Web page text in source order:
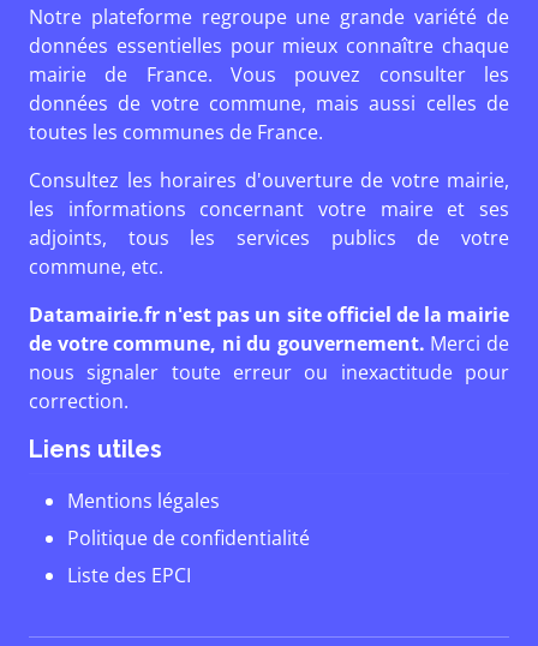
Notre plateforme regroupe une grande variété de
données essentielles pour mieux connaître chaque
mairie de France. Vous pouvez consulter les
données de votre commune, mais aussi celles de
toutes les communes de France.
Consultez les horaires d'ouverture de votre mairie,
les informations concernant votre maire et ses
adjoints, tous les services publics de votre
commune, etc.
Datamairie.fr n'est pas un site officiel de la mairie
de votre commune, ni du gouvernement. Merci de
nous signaler toute erreur ou inexactitude pour
correction.
Liens utiles
Mentions légales
Politique de confidentialité
Liste des EPCI